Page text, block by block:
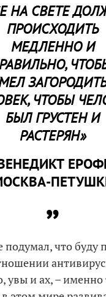
НА СВЕТЕ
ПРОИСХОДИТЬ
МЕДЛЕННО И
ЧТОБЫ
БЫЛ ГРУСТЕН И
РАСТЕРЯН»
подумал, что буду
увы и ах, – именно